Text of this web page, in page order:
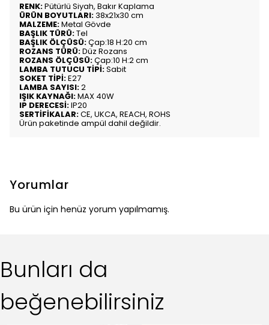
RENK:Pütürlü Siyah, Bakır Kaplama
ÜRÜN BOYUTLARI:38x21x30 cm
MALZEME:Metal Gövde
BAŞLIK TÜRÜ:Tel
BAŞLIK ÖLÇÜSÜ:Çap:18 H:20 cm
ROZANS TÜRÜ:Düz Rozans
ROZANS ÖLÇÜSÜ:Çap:10 H:2 cm
LAMBA TUTUCU TİPİ:Sabit
SOKET TİPİ:E27
LAMBA SAYISI:2
IŞIK KAYNAĞI:MAX 40W
IP DERECESİ:IP20
SERTİFİKALAR:CE, UKCA, REACH, ROHS
Ürün paketinde ampül dahil değildir.
Yorumlar
Bu ürün için henüz yorum yapılmamış.
Bunları da
beğenebilirsiniz